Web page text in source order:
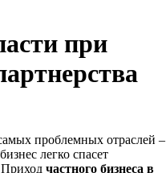
при
проблемных отраслей –
легко спасет
Приход частного бизнеса в